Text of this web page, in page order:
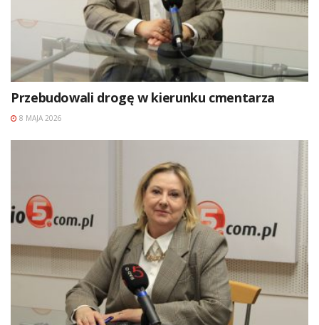
Przebudowali drogę w kierunku cmentarza
8 MAJA 2026